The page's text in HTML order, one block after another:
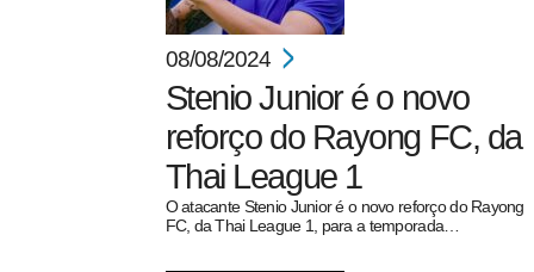
08/08/2024
Stenio Junior é o novo
reforço do Rayong FC, da
Thai League 1
O atacante Stenio Junior é o novo reforço do Rayong
FC, da Thai League 1, para a temporada…